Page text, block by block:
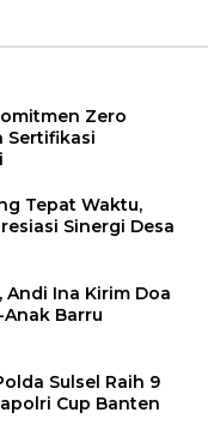
Zero
Sertifikasi
Tepat Waktu,
Sinergi Desa
Andi Ina Kirim Doa
Barru
Sulsel Raih 9
Cup Banten